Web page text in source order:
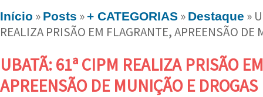
Início » Posts »+ CATEGORIAS » Destaque »
REALIZA PRISÃO EM FLAGRANTE, APREENSÃO DE
UBATÃ: 61ª CIPM REALIZA PRISÃO
APREENSÃO DE MUNIÇÃO E DROGAS